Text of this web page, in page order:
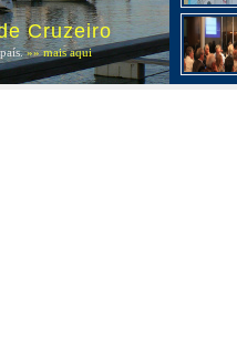
Cruzeiro
país.»» mais aqui